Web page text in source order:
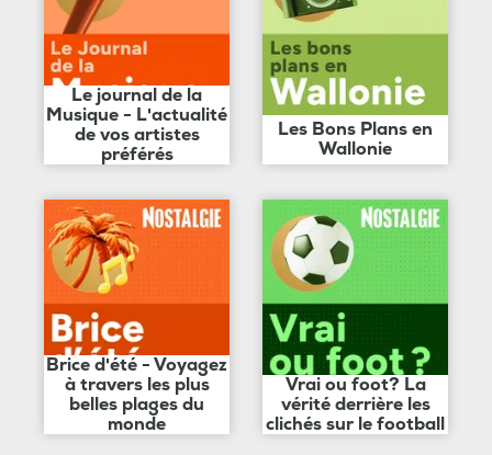
Le journal de la
Musique - L'actualité
de vos artistes
préférés
Les Bons Plans en
Wallonie
Brice d'été - Voyagez
à travers les plus
belles plages du
monde
Vrai ou foot? La
vérité derrière les
clichés sur le football